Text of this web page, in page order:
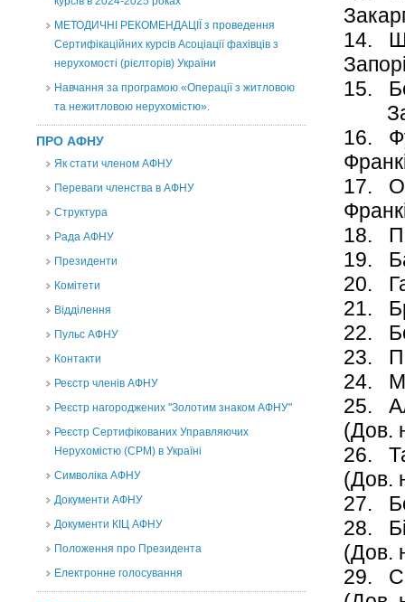
МЕТОДИЧНІ РЕКОМЕНДАЦІЇ з проведення
Сертифікаційних курсів Асоціації фахівців з
нерухомості (рієлторів) України
Навчання за програмою «Операції з житловою
та нежитловою нерухомістю».
ПРО АФНУ
Як стати членом АФНУ
Переваги членства в АФНУ
Структура
Рада АФНУ
Президенти
Комітети
Відділення
Пульс АФНУ
Контакти
Реєстр членів АФНУ
Реєстр нагороджених "Золотим знаком АФНУ"
Реєстр Сертифікованих Управляючих
Нерухомістю (CPM) в Україні
Символіка АФНУ
Документи АФНУ
Документи КІЦ АФНУ
Положення про Президента
Електронне голосування
14.
15.
16.
17.
18.
19.
20.
21.
22.
23.
24.
25.
(Дов.
26.
27.
28.
(Дов.
29.